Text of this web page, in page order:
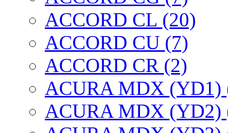
ACCORD CL (20)
ACCORD CU (7)
ACCORD CR (2)
ACURA MDX (YD1)
ACURA MDX (YD2)